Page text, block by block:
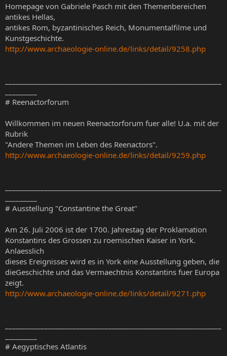
Homepage von Gabriele Pasch mit den Themenbereichen
antikes Hellas,
antikes Rom, byzantinisches Reich, Monumentalfilme und
Kunstgeschichte.
http://www.archaeologie-online.de/links/detail/9258.php
# Reenactorforum
Willkommen im neuen Reenactorforum fuer alle! U.a. mit der
Rubrik
"Andere Themen im Leben des Reenactors".
http://www.archaeologie-online.de/links/detail/9259.php
# Ausstellung "Constantine the Great"
Am 26. Juli 2006 ist der 1700. Jahrestag der Proklamation
Konstantins des Grossen zu roemischen Kaiser in York.
Anlaesslich
dieses Ereignisses wird es in York eine Ausstellung geben, die
dieGeschichte und das Vermaechtnis Konstantins fuer Europa
zeigt.
http://www.archaeologie-online.de/links/detail/9271.php
# Aegyptisches Atlantis